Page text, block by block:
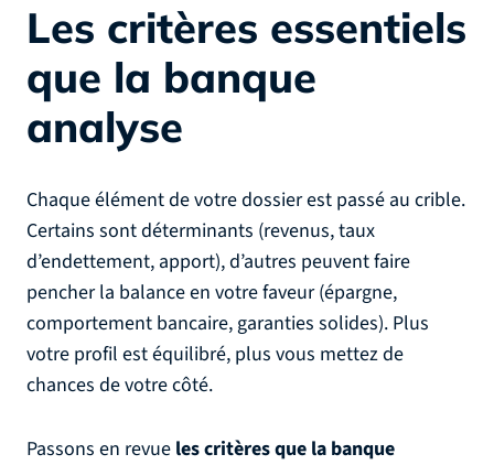
Les critères essentiels
que la banque
analyse
Chaque élément de votre dossier est passé au crible.
Certains sont déterminants (revenus, taux
d’endettement, apport), d’autres peuvent faire
pencher la balance en votre faveur (épargne,
comportement bancaire, garanties solides). Plus
votre profil est équilibré, plus vous mettez de
chances de votre côté.
Passons en revue les critères que la banque